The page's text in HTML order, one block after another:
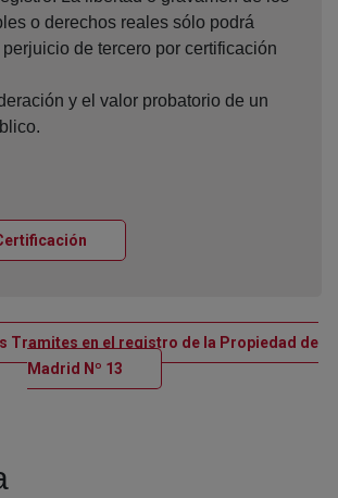
o derechos reales sólo podrá
de tercero por certificación
y el valor probatorio de un
Tramites en el registro de la Propiedad de
Madrid Nº 13 Ventana nueva